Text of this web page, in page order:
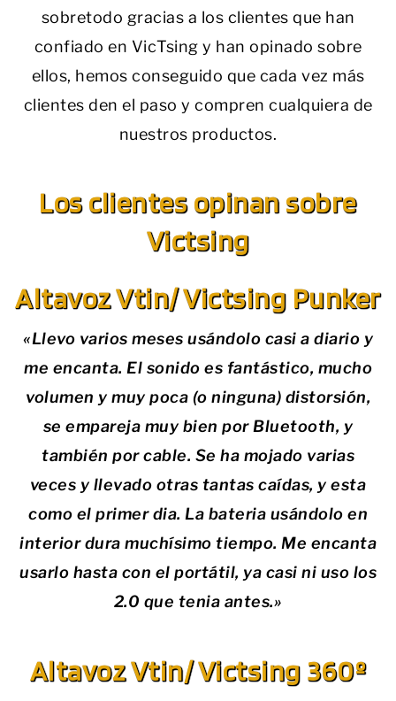
sobretodo gracias a los clientes que han
confiado en VicTsing y han opinado sobre
ellos, hemos conseguido que cada vez más
clientes den el paso y compren cualquiera de
nuestros productos.
Los clientes opinan sobre
Victsing
Altavoz Vtin/ Victsing Punker
«Llevo varios meses usándolo casi a diario y
me encanta. El sonido es fantástico, mucho
volumen y muy poca (o ninguna) distorsión,
se empareja muy bien por Bluetooth, y
también por cable. Se ha mojado varias
veces y llevado otras tantas caídas, y esta
como el primer dia. La bateria usándolo en
interior dura muchísimo tiempo. Me encanta
usarlo hasta con el portátil, ya casi ni uso los
2.0 que tenia antes.»
Altavoz Vtin/ Victsing 360º